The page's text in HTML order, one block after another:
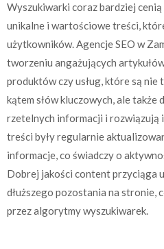
Wyszukiwarki coraz bardziej
unikalne i wartościowe treści,
użytkowników. Agencje SEO w
tworzeniu angażujących
produktów czy usług, które są
kątem słów kluczowych, ale
rzetelnych informacji i rozwiązują
treści były regularnie
informacje, co świadczy o
Dobrej jakości content przyciąga
dłuższego pozostania na stronie,
przez algorytmy wyszukiwarek.